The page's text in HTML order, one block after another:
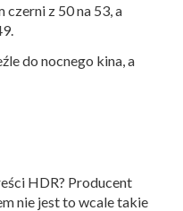
z 50 na 53, a
do nocnego kina, a
HDR? Producent
nie jest to wcale takie